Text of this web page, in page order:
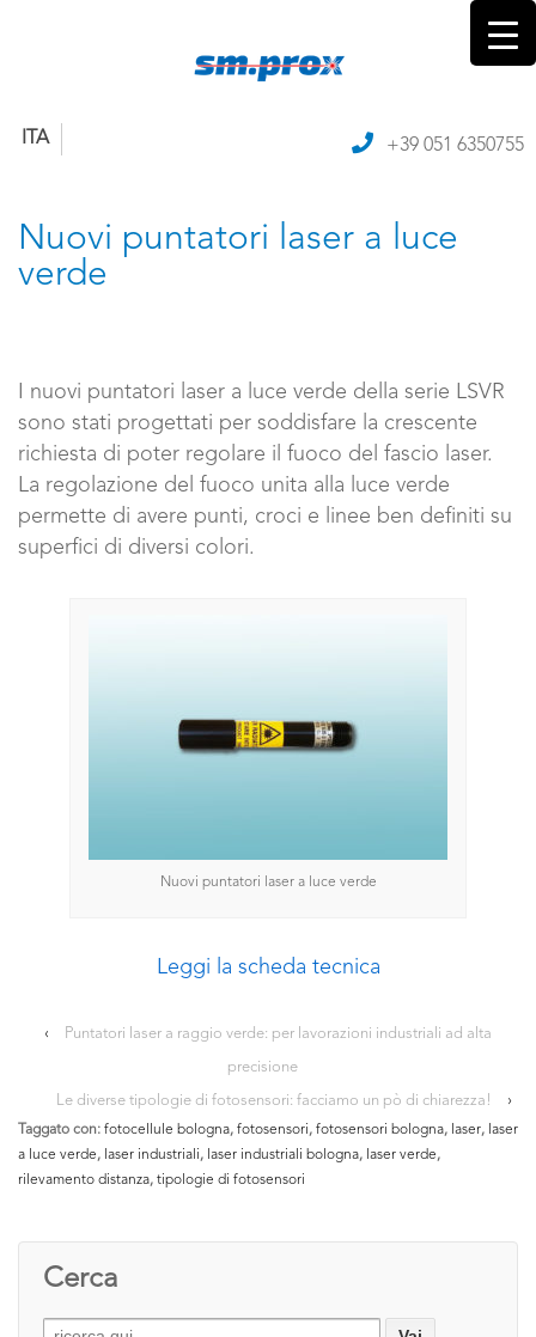
+39 051 6350755
ITA
Nuovi puntatori laser a luce
verde
I nuovi puntatori laser a luce verde della serie LSVR
sono stati progettati per soddisfare la crescente
richiesta di poter regolare il fuoco del fascio laser.
La regolazione del fuoco unita alla luce verde
permette di avere punti, croci e linee ben definiti su
superfici di diversi colori.
Nuovi puntatori laser a luce verde
Leggi la scheda tecnica
‹ Puntatori laser a raggio verde: per lavorazioni industriali ad alta
precisione
Le diverse tipologie di fotosensori: facciamo un pò di chiarezza! ›
Taggato con: fotocellule bologna, fotosensori, fotosensori bologna, laser, laser
a luce verde, laser industriali, laser industriali bologna, laser verde,
rilevamento distanza, tipologie di fotosensori
Cerca
Search